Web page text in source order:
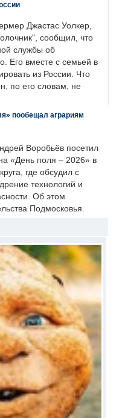
Джастас Уолкер,
сообщил, что
службы об
Его вместе с семьей в
из России. Что
по его словам, не
пообещал аграриям
Воробьёв посетил
«День поля – 2026» в
где обсудил с
технологий и
Об этом
Подмосковья.